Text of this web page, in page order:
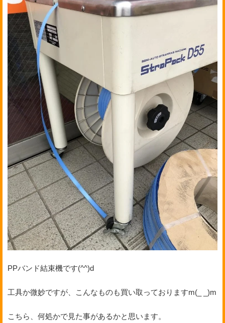
PPバンド結束機です(^^)d
工具か微妙ですが、こんなものも買い取っておりますm(_ _)m
こちら、何処かで見た事があるかと思います。